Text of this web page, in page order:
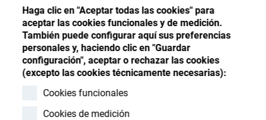
Haga clic en "Aceptar todas las cookies" para
aceptar las cookies funcionales y de medición.
También puede configurar aquí sus preferencias
personales y, haciendo clic en "Guardar
configuración", aceptar o rechazar las cookies
(excepto las cookies técnicamente necesarias):
Cookies funcionales
Cookies de medición
Recursos
Contacto
SATIS Profibus Coupler
Art. No. 20903650
Unit of measure : Piece